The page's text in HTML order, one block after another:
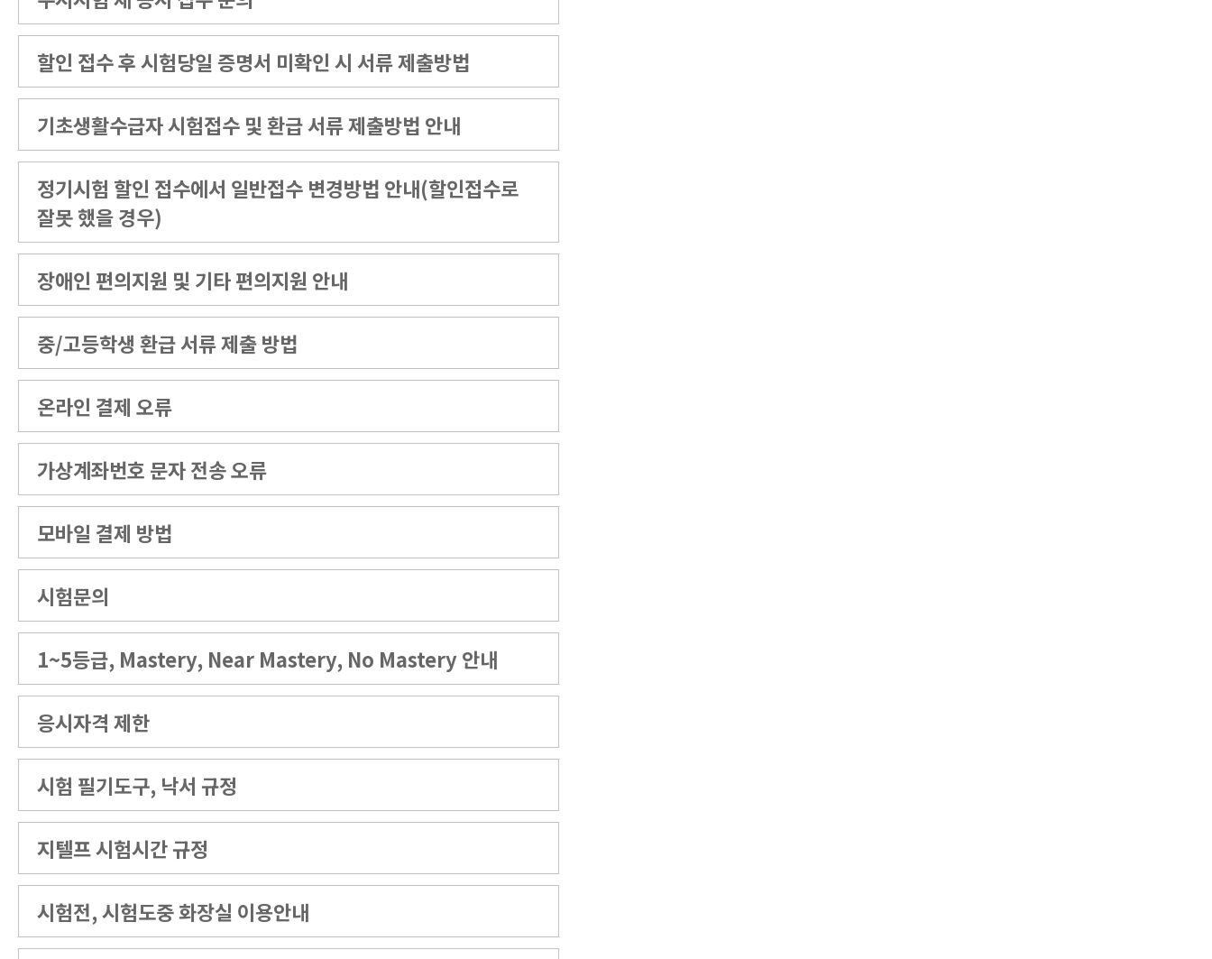
할인 접수 후 시험당일 증명서 미확인 시 서류 제출방법
기초생활수급자 시험접수 및 환급 서류 제출방법 안내
정기시험 할인 접수에서 일반접수 변경방법 안내(할인접수로
잘못 했을 경우)
장애인 편의지원 및 기타 편의지원 안내
중/고등학생 환급 서류 제출 방법
온라인 결제 오류
가상계좌번호 문자 전송 오류
모바일 결제 방법
시험문의
1~5등급, Mastery, Near Mastery, No Mastery 안내
응시자격 제한
시험 필기도구, 낙서 규정
지텔프 시험시간 규정
시험전, 시험도중 화장실 이용안내